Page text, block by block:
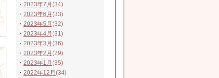
・ 2023年7月(34)
・ 2023年6月(33)
・ 2023年5月(32)
・ 2023年4月(31)
・ 2023年3月(36)
・ 2023年2月(29)
・ 2023年1月(35)
・ 2022年12月(34)